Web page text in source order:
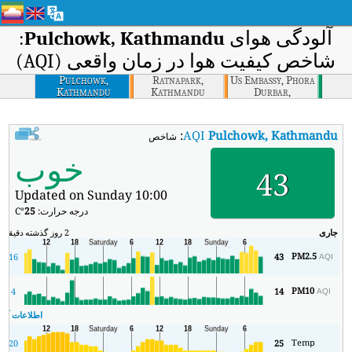
آلودگی هوای Pulchowk, Kathmandu
:
شاخص کیفیت هوا در زمان واقعی (AQI)
Pulchowk,
Kathmandu
Ratnapark,
Kathmandu
Us Embassy, Phora
Durbar,
Kathmandu
AQIPulchowk, Kathmandu
: شاخص کیفیت هوای بی‌درنگ Pulchowk, Kathmandu (AQI).
43 خوب
Updated on Sunday 10:00
درجه حرارت:25
°C
جاری 2 روز گذشته دقیقه
PM2.5AQI
43
16
PM10AQI
14
4
اطلاعات آب
Temp
25
20